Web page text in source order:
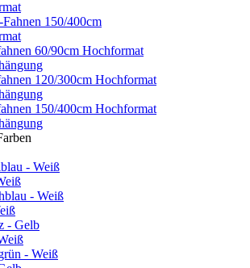
Fahnen 150/400cm
60/90cm Hochformat
120/300cm Hochformat
150/400cm Hochformat
- Weiß
- Weiß
- Gelb
- Weiß